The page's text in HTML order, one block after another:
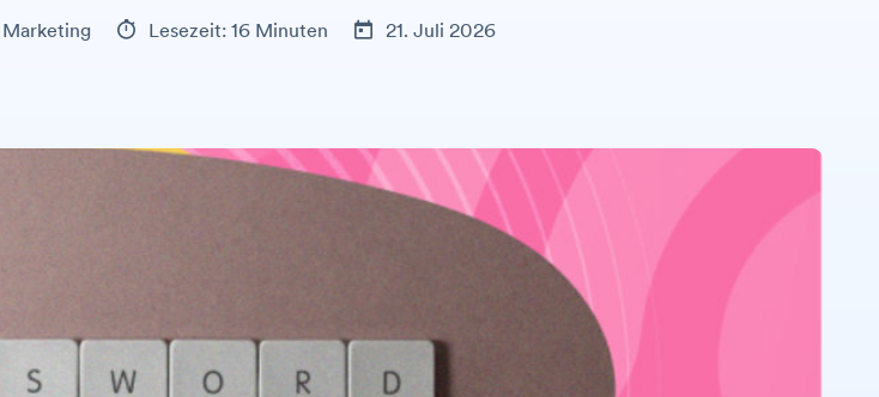
Marketing Lesezeit: 16 Minuten 21. Juli 2026